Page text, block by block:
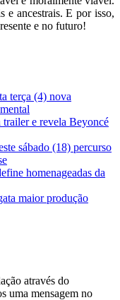
e ancestrais. E por isso,
e no futuro!
terça (4) nova
trailer e revela Beyoncé
sábado (18) percurso
homenageadas da
maior produção
através do
uma mensagem no